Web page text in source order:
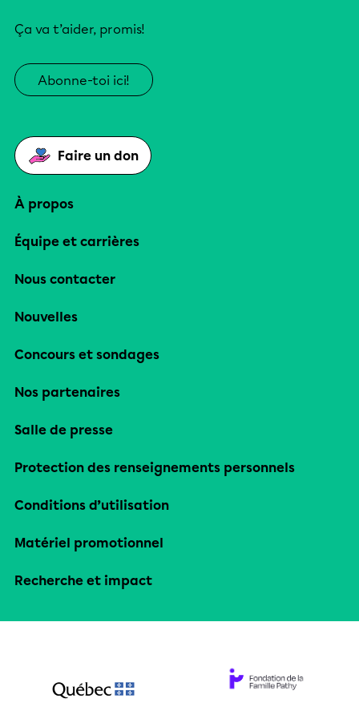
Ça va t’aider, promis!
Abonne-toi ici!
Faire un don
À propos
Équipe et carrières
Nous contacter
Nouvelles
Concours et sondages
Nos partenaires
Salle de presse
Protection des renseignements personnels
Conditions d’utilisation
Matériel promotionnel
Recherche et impact